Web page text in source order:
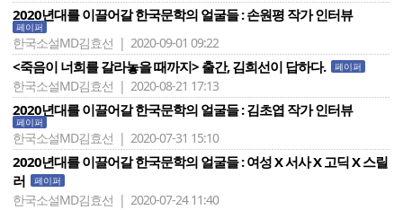
2020년대를 이끌어갈 한국문학의 얼굴들 : 손원평 작가 인터뷰
페이퍼
한국소설MD김효선 | 2020-09-01 09:22
<죽음이 너희를 갈라놓을 때까지> 출간, 김희선이 답하다. 페이퍼
한국소설MD김효선 | 2020-08-21 17:13
2020년대를 이끌어갈 한국문학의 얼굴들 : 김초엽 작가 인터뷰
페이퍼
한국소설MD김효선 | 2020-07-31 15:10
2020년대를 이끌어갈 한국문학의 얼굴들 : 여성 X 서사 X 고딕 X 스릴
러
페이퍼
한국소설MD김효선 | 2020-07-24 11:40